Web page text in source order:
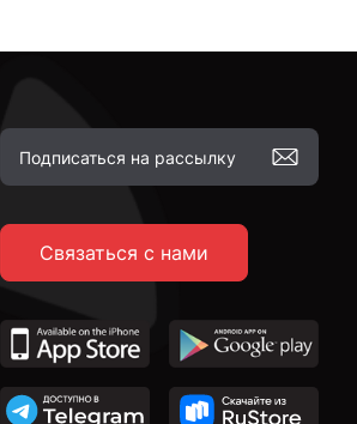
Связаться с нами